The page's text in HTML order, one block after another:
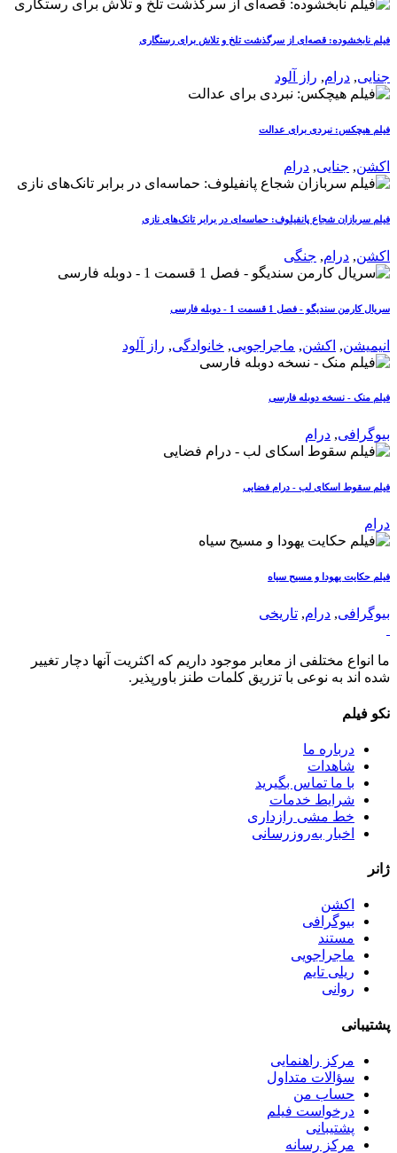
فیلم نابخشوده: قصه‌ای از سرگذشت تلخ و تلاش برای رستگاری
جنایی, درام, راز آلود
فیلم هیچکس: نبردی برای عدالت
اکشن, جنایی, درام
فیلم سربازان شجاع پانفیلوف: حماسه‌ای در برابر تانک‌های نازی
اکشن, درام, جنگی
سریال کارمن سندیگو - فصل 1 قسمت 1 - دوبله فارسی
انیمیشن, اکشن, ماجراجویی, خانوادگی, راز آلود
فیلم منک - نسخه دوبله فارسی
بیوگرافی, درام
فیلم سقوط اسکای لب - درام فضایی
درام
فیلم حکایت یهودا و مسیح سیاه
بیوگرافی, درام, تاریخی
ما انواع مختلفی از معابر موجود داریم که اکثریت آنها دچار تغییر
شده اند به نوعی با تزریق کلمات طنز باورپذیر.
نکو فیلم
درباره ما
شاهدات
با ما تماس بگیرید
شرایط خدمات
خط مشی رازداری
اخبار به‌روزرسانی
ژانر
اکشن
بیوگرافی
مستند
ماجراجویی
ریلی تایم
روانی
پشتیبانی
مرکز راهنمایی
سؤالات متداول
حساب من
درخواست فیلم
پشتیبانی
مرکز رسانه